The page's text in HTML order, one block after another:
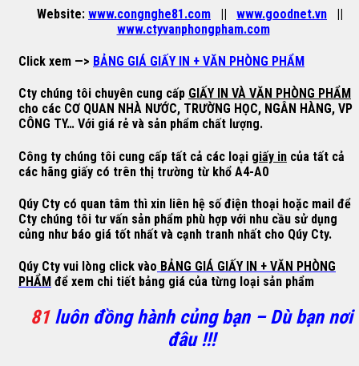
Website: www.congnghe81.com || www.goodnet.vn ||
www.ctyvanphongpham.com
Click xem —> BẢNG GIÁ GIẤY IN + VĂN PHÒNG PHẨM
Cty chúng tôi chuyên cung cấp GIẤY IN VÀ VĂN PHÒNG PHẨM
cho các CƠ QUAN NHÀ NƯỚC, TRƯỜNG HỌC, NGÂN HÀNG, VP
CÔNG TY… Với giá rẻ và sản phẩm chất lượng.
Công ty chúng tôi cung cấp tất cả các loại giấy in của tất cả
các hãng giấy có trên thị trường từ khổ A4-A0
Qúy Cty có quan tâm thì xin liên hệ số điện thoại hoặc mail để
Cty chúng tôi tư vấn sản phẩm phù hợp với nhu cầu sử dụng
củng như báo giá tốt nhất và cạnh tranh nhất cho Qúy Cty.
Qúy Cty vui lòng click vào BẢNG GIÁ GIẤY IN + VĂN PHÒNG
PHẨM để xem chi tiết bảng giá của từng loại sản phẩm
81 luôn đồng hành củng bạn – Dù bạn nơi
đâu !!!